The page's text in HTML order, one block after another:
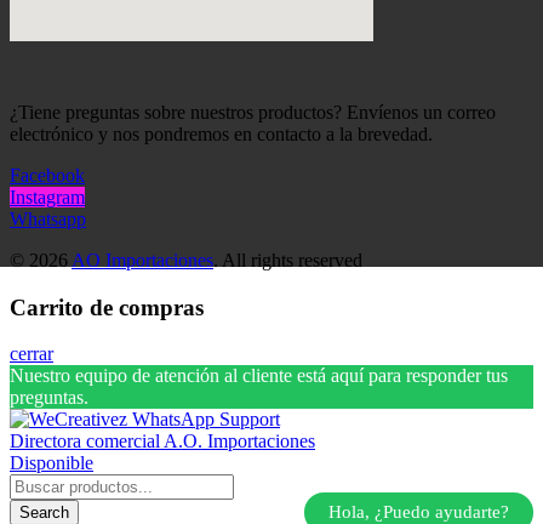
¿Tiene preguntas sobre nuestros productos? Envíenos un correo
electrónico y nos pondremos en contacto a la brevedad.
Facebook
Instagram
Whatsapp
© 2026 AO Importaciones. All rights reserved
Carrito de compras
cerrar
Nuestro equipo de atención al cliente está aquí para responder tus
preguntas.
Directora comercial A.O. Importaciones
Disponible
Hola, ¿Puedo ayudarte?
Search